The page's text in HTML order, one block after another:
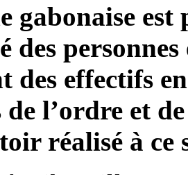
gabonaise
des
des effectifs
l’ordre et
réalisé à ce